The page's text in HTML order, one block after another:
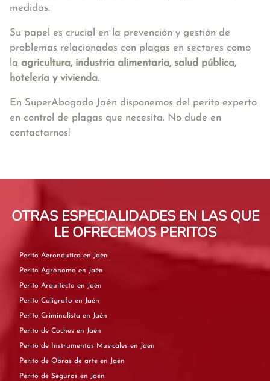
medidas.
Su papel es crucial en la prevención y gestión de
problemas relacionados con plagas en sectores como
la agricultura, industria alimentaria, salud pública,
hotelería y vivienda.
En SuperAbogado Jaén disponemos del perito experto
en control de plagas que necesita. No dude en
contactarnos!
OTRAS ESPECIALIDADES EN LAS QUE
LE OFRECEMOS PERITOS
Perito Aeronáutico en Jaén
Perito Agrónomo en Jaén
Perito Arquitecto en Jaén
Perito Calígrafo en Jaén
Perito Criminalista en Jaén
Perito de Coches en Jaén
Perito de Instrumentos Musicales en Jaén
Perito de Obras de arte en Jaén
Perito de Seguros en Jaén